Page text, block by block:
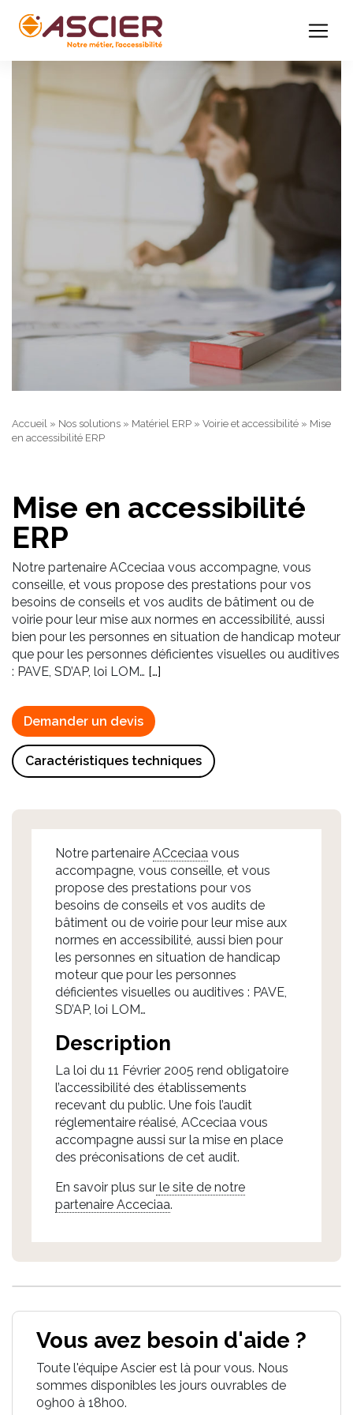
Accueil » Nos solutions » Matériel ERP » Voirie et accessibilité » Mise
en accessibilité ERP
Mise en accessibilité
ERP
Notre partenaire ACceciaa vous accompagne, vous
conseille, et vous propose des prestations pour vos
besoins de conseils et vos audits de bâtiment ou de
voirie pour leur mise aux normes en accessibilité, aussi
bien pour les personnes en situation de handicap moteur
que pour les personnes déficientes visuelles ou auditives
: PAVE, SD’AP, loi LOM… […]
Demander un devis
Caractéristiques techniques
Notre partenaire ACceciaa vous
accompagne, vous conseille, et vous
propose des prestations pour vos
besoins de conseils et vos audits de
bâtiment ou de voirie pour leur mise aux
normes en accessibilité, aussi bien pour
les personnes en situation de handicap
moteur que pour les personnes
déficientes visuelles ou auditives : PAVE,
SD’AP, loi LOM…
Description
La loi du 11 Février 2005 rend obligatoire
l’accessibilité des établissements
recevant du public. Une fois l’audit
réglementaire réalisé, ACceciaa vous
accompagne aussi sur la mise en place
des préconisations de cet audit.
En savoir plus sur le site de notre
partenaire Acceciaa.
Vous avez besoin d'aide ?
Toute l'équipe Ascier est là pour vous. Nous
sommes disponibles les jours ouvrables de
09h00 à 18h00.